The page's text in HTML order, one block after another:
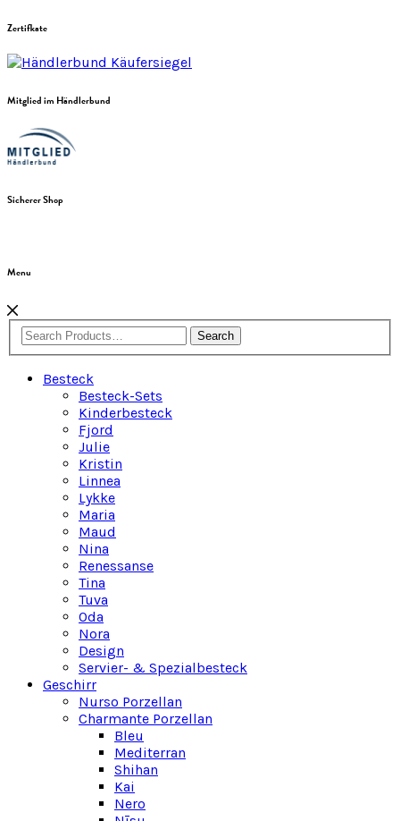
Zertifkate
Mitglied im Händlerbund
Sicherer Shop
Menu
Search
Besteck
Besteck-Sets
Kinderbesteck
Fjord
Julie
Kristin
Linnea
Lykke
Maria
Maud
Nina
Renessanse
Tina
Tuva
Oda
Nora
Design
Servier- & Spezialbesteck
Geschirr
Nurso Porzellan
Charmante Porzellan
Bleu
Mediterran
Shihan
Kai
Nero